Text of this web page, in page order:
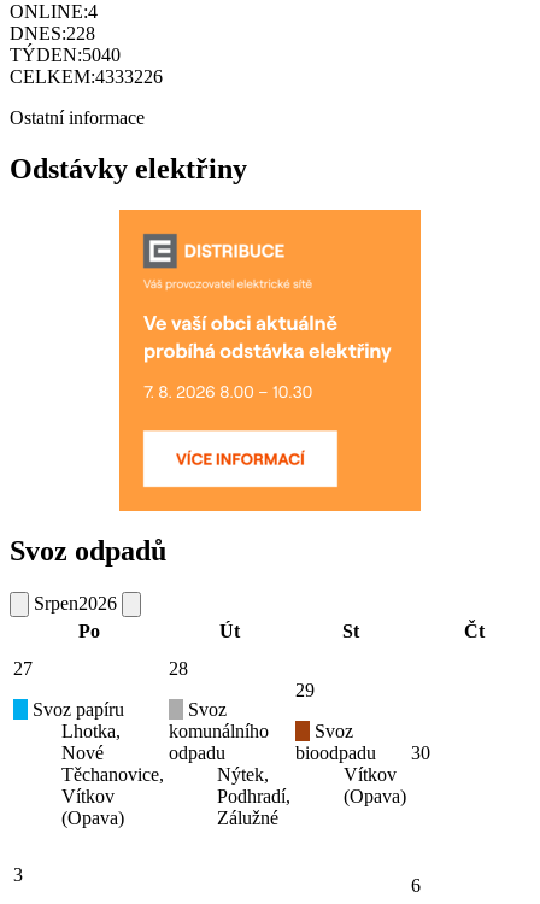
ONLINE:4
DNES:228
TÝDEN:5040
CELKEM:4333226
Ostatní informace
Odstávky elektřiny
Svoz odpadů
Srpen2026
Po
Út St
Čt
27
Svoz papíru
Lhotka,
Nové
Těchanovice,
Vítkov
(Opava)
28
Svoz
komunálního
odpadu
Nýtek,
Podhradí,
Zálužné
29
Svoz
bioodpadu
Vítkov
(Opava)
30
3
6